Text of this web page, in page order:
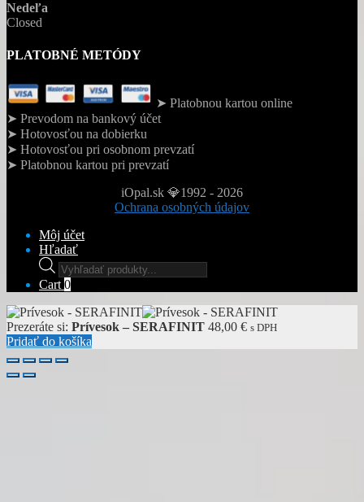
Nedeľa
Closed
PLATOBNÉ METÓDY
➤ Platobnou kartou online
➤ Prevodom na bankový účet
➤ Hotovosťou na dobierku
➤ Hotovosťou pri osobnom prevzatí
➤ Platobnou kartou pri prevzatí
iOpal.sk 💎1992 - 2026
Ochrana osobných údajov
Môj účet
Hľadať
Products
search
Cart 0
Prezeráte si: Prívesok – SERAFINIT 48,00 € s DPH
Pridať do košíka